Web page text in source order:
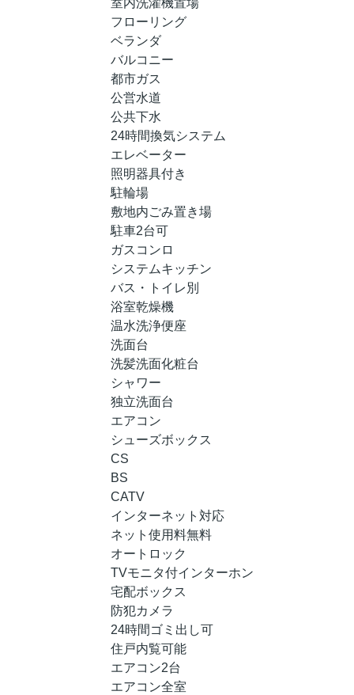
室内洗濯機置場
フローリング
ベランダ
バルコニー
都市ガス
公営水道
公共下水
24時間換気システム
エレベーター
照明器具付き
駐輪場
敷地内ごみ置き場
駐車2台可
ガスコンロ
システムキッチン
バス・トイレ別
浴室乾燥機
温水洗浄便座
洗面台
洗髪洗面化粧台
シャワー
独立洗面台
エアコン
シューズボックス
CS
BS
CATV
インターネット対応
ネット使用料無料
オートロック
TVモニタ付インターホン
宅配ボックス
防犯カメラ
24時間ゴミ出し可
住戸内覧可能
エアコン2台
エアコン全室